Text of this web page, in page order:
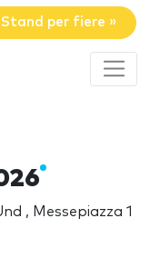
Stand per fiere »
, Messepiazza 1